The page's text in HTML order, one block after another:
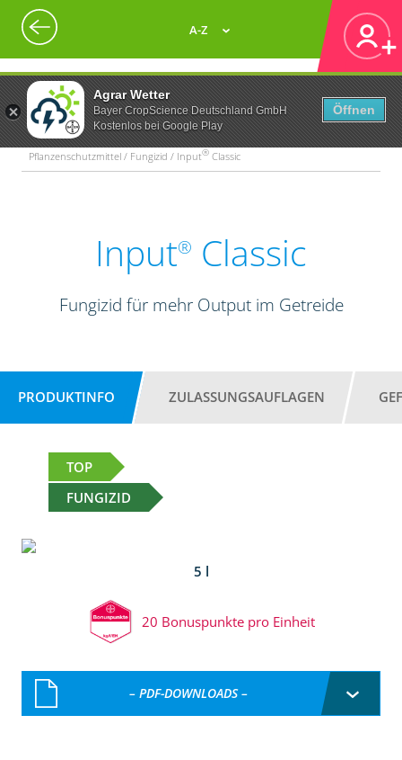
Agrar Wetter
Bayer CropScience Deutschland GmbH
Kostenlos bei Google Play
Öffnen
A-Z
Pflanzenschutzmittel / Fungizid / Input® Classic
Input® Classic
Fungizid für mehr Output im Getreide
PRODUKTINFO ZULASSUNGSAUFLAGEN
TOP
FUNGIZID
5 l
20 Bonuspunkte pro Einheit
– PDF-DOWNLOADS –